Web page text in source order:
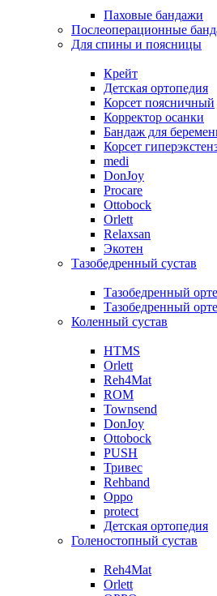
Паховые бандажи
Послеоперационные
Для спины и поясницы
Крейт
Детская ортопедия
Корсет поясничный
Корректор осанки
Бандаж для
Корсет
medi
DonJoy
Procare
Ottobock
Orlett
Relaxsan
Экотен
Тазобедренный сустав
Тазобедренный
Тазобедренный
Коленный сустав
HTMS
Orlett
Reh4Mat
ROM
Townsend
DonJoy
Ottobock
PUSH
Тривес
Rehband
Oppo
protect
Детская ортопедия
Голеностопный сустав
Reh4Mat
Orlett